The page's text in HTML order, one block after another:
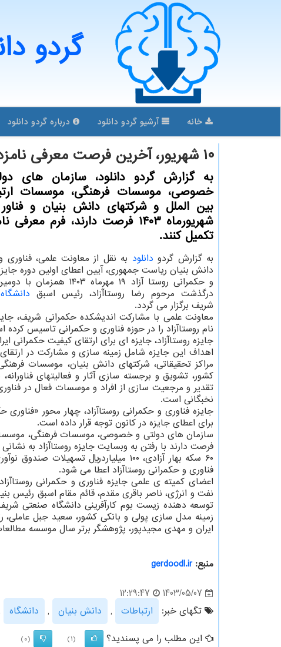
گردو
خانه آرشیو گردو دانلود درباره گردو دانلود
۱۰ شهریور، آخرین فرصت معرفی نامزدهای اولین دوره جایزه روستاآزاد
به گزارش گردو دانلود، سازمان های
خصوصی، موسسات فرهنگی، موسسات
شهریورماه ۱۴۰۳ فرصت دارند، فرم معرفی
تکمیل کنند.
به گزارش گردو دانلود به نقل از معاونت علمی، فناوری
دانش بنیان ریاست جمهوری، آیین اعطای اولین دوره
و حکمرانی روستا آزاد ۱۹ مهرماه ۱۴۰۳
درگذشت مرحوم رضا روستاآزاد، رئیس اسبق دانشگاه
شریف برگزار می گردد.
معاونت علمی با مشارکت اندیشکده حکمرانی شریف،
نام روستاآزاد را در حوزه فناوری و حکمرانی تاسیس کرده
جایزه روستاآزاد، جایزه ای برای ارتقای کیفیت حکمرانی
اهداف این جایزه شامل زمینه سازی و مشارکت در
مراکز تحقیقاتی، شرکتهای دانش بنیان، موسسات
کشور، تشویق و برجسته سازی آثار و فعالیتهای
تقدیر و مرجعیت سازی از افراد و موسسات فعال در
نخبگانی است.
جایزه فناوری و حکمرانی روستاآزاد، چهار محور
برای اعطای جایزه در کانون توجه قرار داده است.
سازمان های دولتی و خصوصی، موسسات فرهنگی،
فرصت دارند با رفتن به وبسایت جایزه روستاآزاد به نشانی https: //www.roostaazadprize.org فرم معرفی نامزد را تکمیل کنند.
۶۰ سکه بهار آزادی، ۱۰۰ میلیاردریال
فناوری و حکمرانی روستاآزاد اعطا می شود.
اعضای کمیته ی علمی جایزه فناوری و حکمرانی
نفت و انرژی، ناصر باقری مقدم، قائم مقام اسبق رئیس
توسعه دهنده زیست بوم کارآفرینی دانشگاه صنعتی
زمینه مدل سازی پولی و بانکی کشور، سعید جبل
ایران و مهدی مجیدپور، پژوهشگر برتر سال موسسه
منبع:gerdoodl.ir
1403/05/07
12:29:47
تگهای خبر:
ارتباطات , دانش بنیان , دانشگاه
این مطلب را می پسندید؟
(1)
(0)